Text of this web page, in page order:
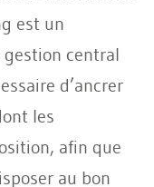
est un
central
d’ancrer
les
afin que
au bon